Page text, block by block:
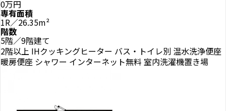
0万円
専有面積
1R／26.35m²
階数
5階／9階建て
2階以上 IHクッキングヒーター バス・トイレ別 温水洗浄便座
暖房便座 シャワー インターネット無料 室内洗濯機置き場